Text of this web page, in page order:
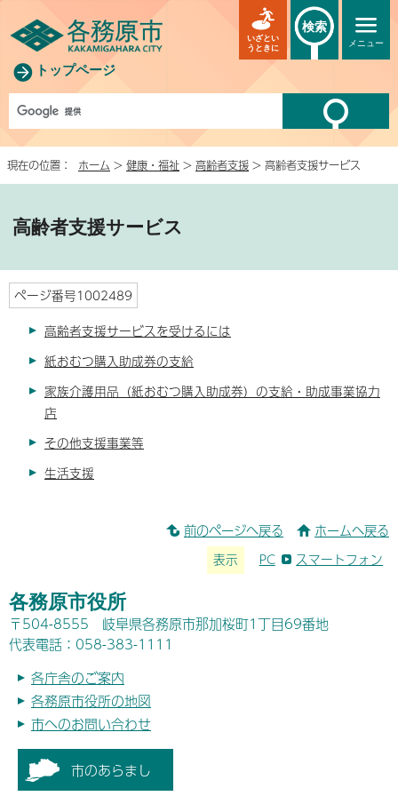
トップページ
メニュー
いざとい
うときに
検索
現在の位置： ホーム > 健康・福祉 > 高齢者支援 > 高齢者支援サービス
高齢者支援サービス
ページ番号1002489
高齢者支援サービスを受けるには
紙おむつ購入助成券の支給
家族介護用品（紙おむつ購入助成券）の支給・助成事業協力
店
その他支援事業等
生活支援
前のページへ戻る ホームへ戻る
表示 PC スマートフォン
各務原市役所
〒504-8555 岐阜県各務原市那加桜町1丁目69番地
代表電話：058-383-1111
各庁舎のご案内
各務原市役所の地図
市へのお問い合わせ
市のあらまし